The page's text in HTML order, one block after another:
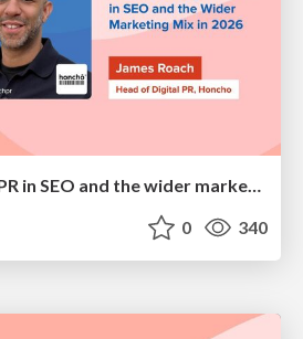
The role of digital PR in SEO and the wider marketing mix in 2026
0 340